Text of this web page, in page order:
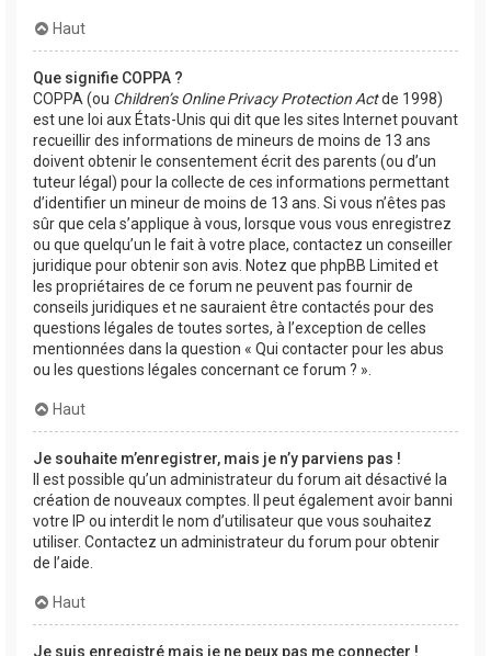
Haut
Que signifie COPPA ?
COPPA (ou Children’s Online Privacy Protection Actde 1998)
est une loi aux États-Unis qui dit que les sites Internet pouvant
recueillir des informations de mineurs de moins de 13 ans
doivent obtenir le consentement écrit des parents (ou d’un
tuteur légal) pour la collecte de ces informations permettant
d’identifier un mineur de moins de 13 ans. Si vous n’êtes pas
sûr que cela s’applique à vous, lorsque vous vous enregistrez
ou que quelqu’un le fait à votre place, contactez un conseiller
juridique pour obtenir son avis. Notez que phpBB Limited et
les propriétaires de ce forum ne peuvent pas fournir de
conseils juridiques et ne sauraient être contactés pour des
questions légales de toutes sortes, à l’exception de celles
mentionnées dans la question « Qui contacter pour les abus
ou les questions légales concernant ce forum ? ».
Haut
Je souhaite m’enregistrer, mais je n’y parviens pas !
Il est possible qu’un administrateur du forum ait désactivé la
création de nouveaux comptes. Il peut également avoir banni
votre IP ou interdit le nom d’utilisateur que vous souhaitez
utiliser. Contactez un administrateur du forum pour obtenir
de l’aide.
Haut
Je suis enregistré mais je ne peux pas me connecter !